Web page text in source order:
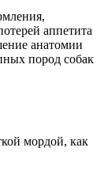
аппетита
анатомии
пород собак
мордой, как